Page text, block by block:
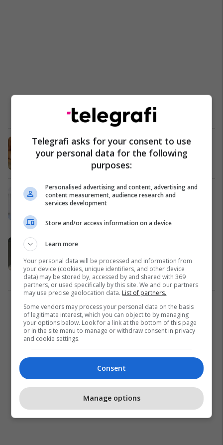
Masazhin e këtillë më së shumti e
dëshirojnë femrat (video)
Shëndeti 15/08/2016
Shëroni dhimbjet e kokës dhe
migrenën vetëm me masazh (video)
NUK ËSHTË AJO QË PO MENDONI:
tretmanit shëndetësor! (video)
Shëndeti 11/04/2016
1
Telegrafi asks for your consent to use
your personal data for the following
purposes:
Personalised advertising and content, advertising and
content measurement, audience research and
services development
Store and/or access information on a device
Learn more
Your personal data will be processed and information from
your device (cookies, unique identifiers, and other device
data) may be stored by, accessed by and shared with 369
partners, or used specifically by this site. We and our partners
may use precise geolocation data. List of partners.
Some vendors may process your personal data on the basis
of legitimate interest, which you can object to by managing
your options below. Look for a link at the bottom of this page
or in the site menu to manage or withdraw consent in privacy
and cookie settings.
Consent
Manage options